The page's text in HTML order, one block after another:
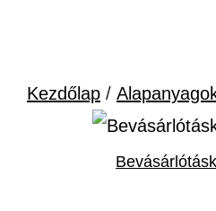
Kezdőlap /